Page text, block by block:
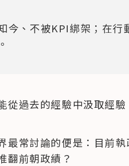
今、不被KPI綁架；在行
從過去的經驗中汲取經驗
最常討論的便是：目前
翻前朝政績？